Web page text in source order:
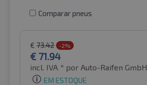
Comparar pneus
€ 73.42 -2%
€ 71.94
incl. IVA * por Auto-Raifen GmbH
EM ESTOQUE